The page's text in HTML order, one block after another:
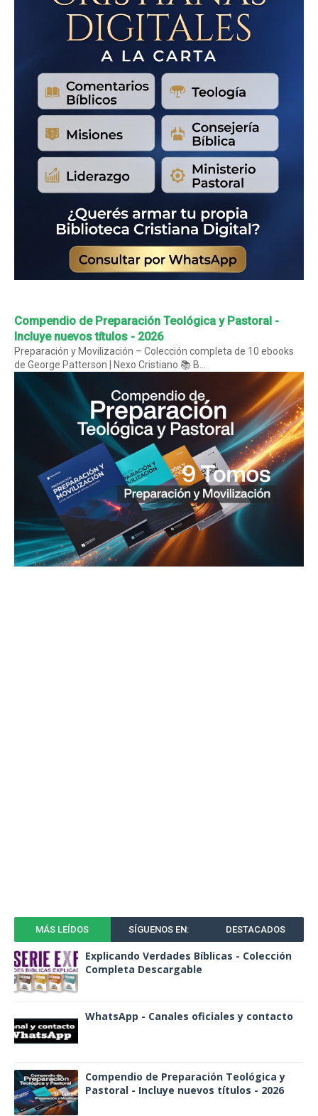
Compendio de Preparación Teológica y Pastoral -
Incluye nuevos títulos - 2026
Preparación y Movilización – Colección completa de 10 ebooks
de George Patterson | Nexo Cristiano 📚 B...
MÁS LEÍDOS SÍGUENOS EN: DESTACADOS
Explicando Verdades Bíblicas - Colección
Completa Descargable
WhatsApp - Canales oficiales y contacto
Compendio de Preparación Teológica y
Pastoral - Incluye nuevos títulos - 2026